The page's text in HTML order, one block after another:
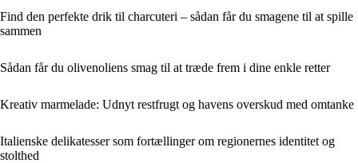
Find den perfekte drik til charcuteri – sådan får du smagene til at spille
sammen
Sådan får du olivenoliens smag til at træde frem i dine enkle retter
Kreativ marmelade: Udnyt restfrugt og havens overskud med omtanke
Italienske delikatesser som fortællinger om regionernes identitet og
stolthed